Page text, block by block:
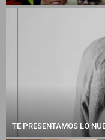
TE PRESENTAMOS LO